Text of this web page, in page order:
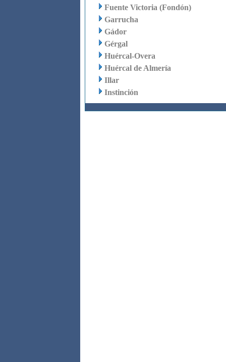
Fuente Victoria (Fondón)
Garrucha
Gádor
Gérgal
Huércal-Overa
Huércal de Almería
Illar
Instinción